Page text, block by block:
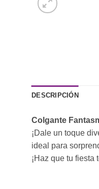
DESCRIPCIÓN
Colgante
¡Dale un toque
ideal para
¡Haz que tu